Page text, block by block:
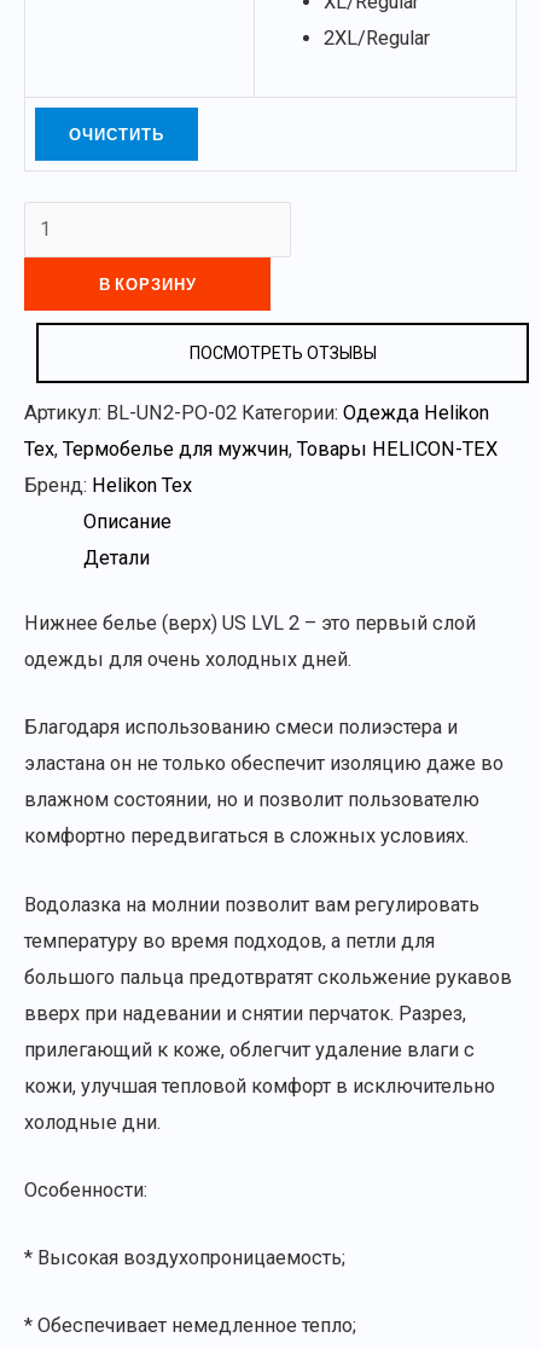
2XL/Regular
ОЧИСТИТЬ
В КОРЗИНУ
ПОСМОТРЕТЬ ОТЗЫВЫ
Артикул: BL-UN2-PO-02 Категории: Одежда Helikon
Tex, Термобелье для мужчин, Товары HELICON-TEX
Бренд: Helikon Tex
Описание
Детали
Нижнее белье (верх) US LVL 2 – это первый слой
одежды для очень холодных дней.
Благодаря использованию смеси полиэстера и
эластана он не только обеспечит изоляцию даже во
влажном состоянии, но и позволит пользователю
комфортно передвигаться в сложных условиях.
Водолазка на молнии позволит вам регулировать
температуру во время подходов, а петли для
большого пальца предотвратят скольжение рукавов
вверх при надевании и снятии перчаток. Разрез,
прилегающий к коже, облегчит удаление влаги с
кожи, улучшая тепловой комфорт в исключительно
холодные дни.
Особенности:
* Высокая воздухопроницаемость;
* Обеспечивает немедленное тепло;